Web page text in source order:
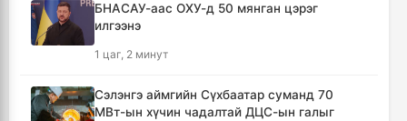
БНАСАУ-аас ОХУ-д 50 мянган цэрэг
илгээнэ
1 цаг, 2 минут
Сэлэнгэ аймгийн Сүхбаатар суманд 70
МВт-ын хүчин чадалтай ДЦС-ын галыг